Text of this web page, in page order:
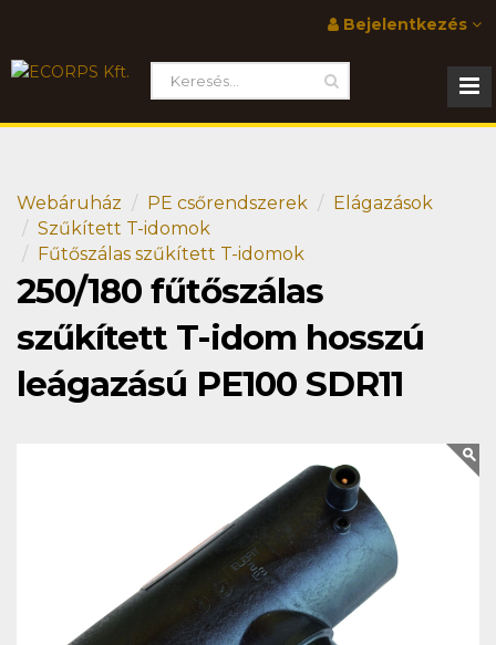
Bejelentkezés
Webáruház PE csőrendszerek
Elágazások
Szűkített T-idomok
Fűtőszálas szűkített T-idomok
250/180 fűtőszálas
szűkített T-idom hosszú
leágazású PE100 SDR11